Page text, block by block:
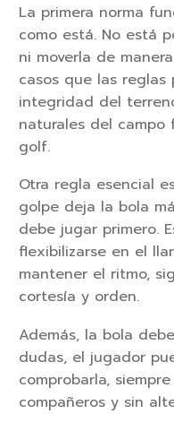
La primera norma
como está. No está
ni moverla de
casos que las reglas
integridad del
naturales del
golf.
Otra regla esencial
golpe deja la bola
debe jugar primero.
flexibilizarse en el
mantener el ritmo,
cortesía y orden.
Además, la bola
dudas, el jugador
comprobarla,
compañeros y sin